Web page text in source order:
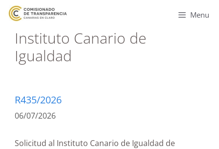
Menu
Instituto Canario de
Igualdad
R435/2026
06/07/2026
Solicitud al Instituto Canario de Igualdad de